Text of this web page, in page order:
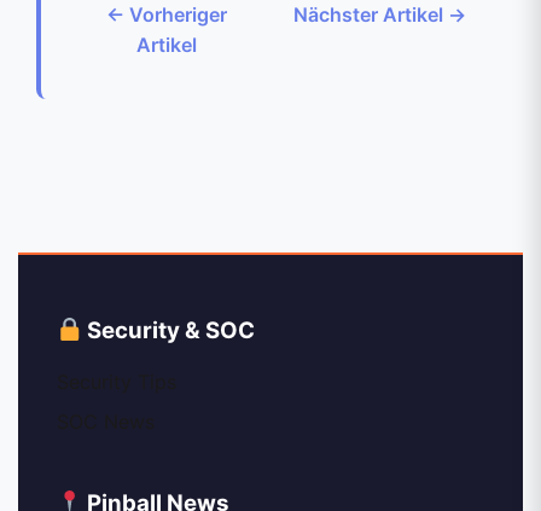
← Vorheriger
Artikel
Nächster Artikel →
Security & SOC
Pinball News